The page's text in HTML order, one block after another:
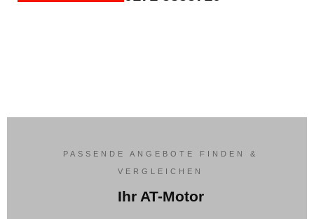
PASSENDE ANGEBOTE FINDEN &
VERGLEICHEN
Ihr AT-Motor